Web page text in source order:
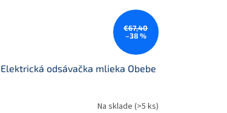
€67,40
–38 %
Elektrická odsávačka mlieka Obebe
Na sklade (>5 ks)